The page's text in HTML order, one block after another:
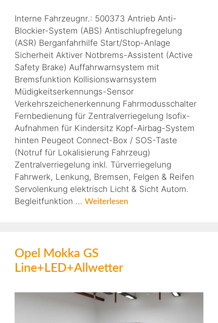
Interne Fahrzeugnr.: 500373 Antrieb Anti-
Blockier-System (ABS) Antischlupfregelung
(ASR) Berganfahrhilfe Start/Stop-Anlage
Sicherheit Aktiver Notbrems-Assistent (Active
Safety Brake) Auffahrwarnsystem mit
Bremsfunktion Kollisionswarnsystem
Müdigkeitserkennungs-Sensor
Verkehrszeichenerkennung Fahrmodusschalter
Fernbedienung für Zentralverriegelung Isofix-
Aufnahmen für Kindersitz Kopf-Airbag-System
hinten Peugeot Connect-Box / SOS-Taste
(Notruf für Lokalisierung Fahrzeug)
Zentralverriegelung inkl. Türverriegelung
Fahrwerk, Lenkung, Bremsen, Felgen & Reifen
Servolenkung elektrisch Licht & Sicht Autom.
Begleitfunktion … Weiterlesen
Opel Mokka GS
Line+LED+Allwetter